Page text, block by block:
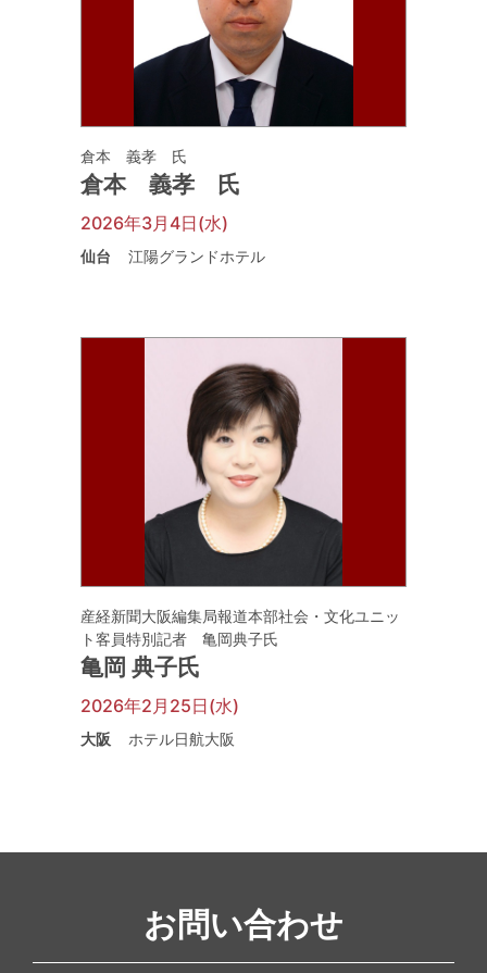
倉本 義孝 氏
倉本 義孝 氏
2026年3月4日(水)
仙台 江陽グランドホテル
産経新聞大阪編集局報道本部社会・文化ユニッ
ト客員特別記者 亀岡典子氏
亀岡 典子氏
2026年2月25日(水)
大阪 ホテル日航大阪
お問い合わせ